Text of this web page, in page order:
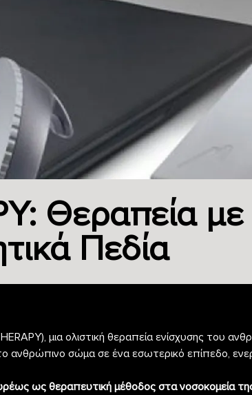
Θεραπεία με
Πεδία
μια ολιστική θεραπεία ενίσχυσης του
το ανθρώπινο σώμα σε ένα εσωτερικό επίπεδο,
ως θεραπευτική μέθοδος στα νοσοκομεία